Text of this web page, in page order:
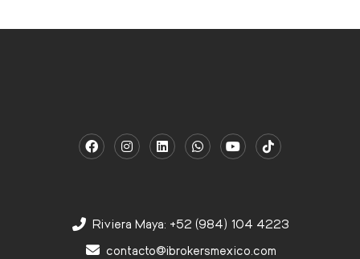
Riviera Maya: +52 (984) 104 4223
contacto@ibrokersmexico.com